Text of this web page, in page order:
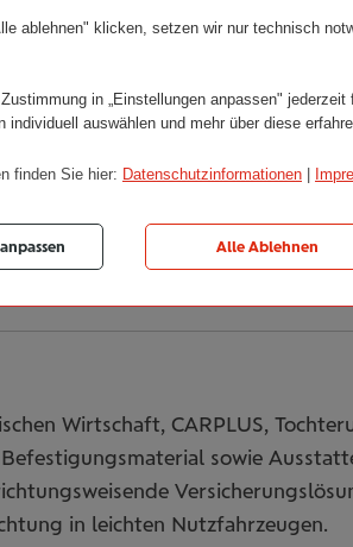
Wirtschaft, CARPLUS,
sowie
in leichten Nutzfahrzeugen.
ablehnen" klicken, setzen wir nur technisch
in „Einstellungen anpassen"
individuell auswählen und mehr über diese
finden Sie hier: Datenschutzinformationen |
Alle Ablehnen